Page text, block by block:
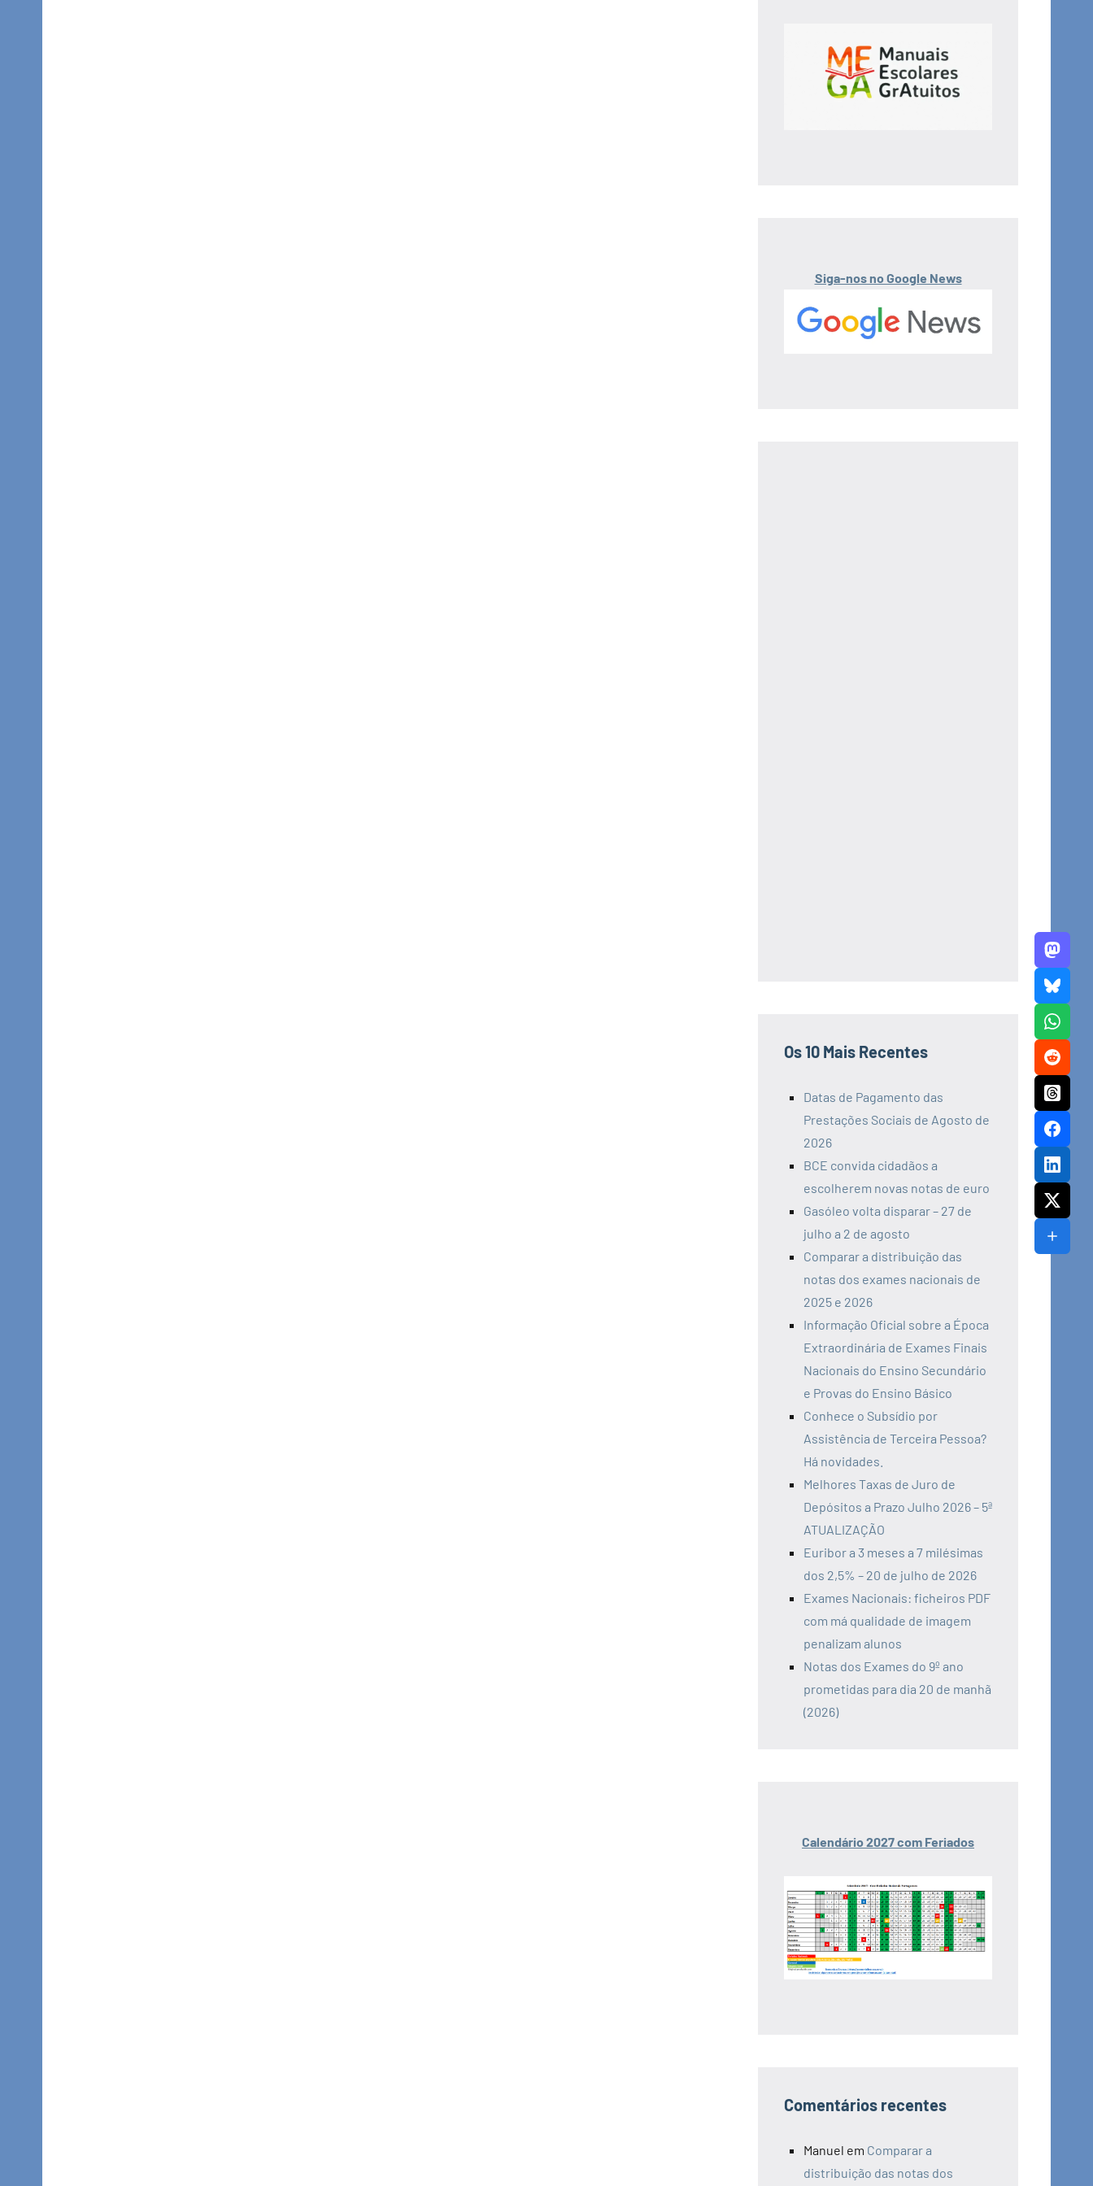
Siga-nos no Google News
Os 10 Mais Recentes
Datas de Pagamento das
Prestações Sociais de Agosto de
2026
BCE convida cidadãos a
escolherem novas notas de euro
Gasóleo volta disparar – 27 de
julho a 2 de agosto
Comparar a distribuição das
notas dos exames nacionais de
2025 e 2026
Informação Oficial sobre a Época
Extraordinária de Exames Finais
Nacionais do Ensino Secundário
e Provas do Ensino Básico
Conhece o Subsídio por
Assistência de Terceira Pessoa?
Há novidades.
Melhores Taxas de Juro de
Depósitos a Prazo Julho 2026 – 5ª
ATUALIZAÇÃO
Euribor a 3 meses a 7 milésimas
dos 2,5% – 20 de julho de 2026
Exames Nacionais: ficheiros PDF
com má qualidade de imagem
penalizam alunos
Notas dos Exames do 9º ano
prometidas para dia 20 de manhã
(2026)
Calendário 2027 com Feriados
Comentários recentes
Manuel em Comparar a
distribuição das notas dos